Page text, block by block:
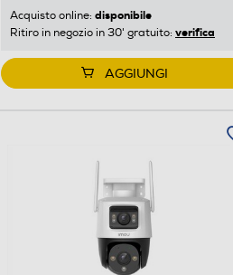
Acquisto online: disponibile
Ritiro in negozio in 30' gratuito: verifica
AGGIUNGI